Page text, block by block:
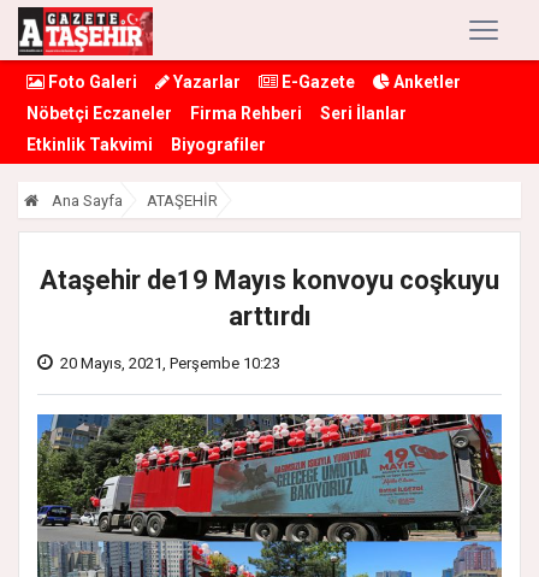
Foto Galeri Yazarlar E-Gazete
Anketler
Nöbetçi Eczaneler
Firma Rehberi
Seri İlanlar
Etkinlik Takvimi
Biyografiler
Ana Sayfa ATAŞEHİR
Ataşehir de19 Mayıs konvoyu coşkuyu
arttırdı
20 Mayıs, 2021, Perşembe 10:23